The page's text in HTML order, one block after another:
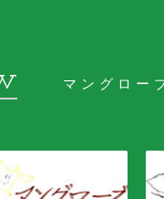
マングロー